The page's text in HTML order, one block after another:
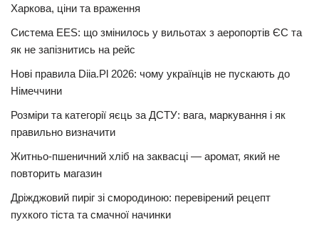
Харкова, ціни та враження
Система EES: що змінилось у вильотах з аеропортів ЄС та
як не запізнитись на рейс
Нові правила Diia.Pl 2026: чому українців не пускають до
Німеччини
Розміри та категорії яєць за ДСТУ: вага, маркування і як
правильно визначити
Житньо-пшеничний хліб на заквасці — аромат, який не
повторить магазин
Дріжджовий пиріг зі смородиною: перевірений рецепт
пухкого тіста та смачної начинки